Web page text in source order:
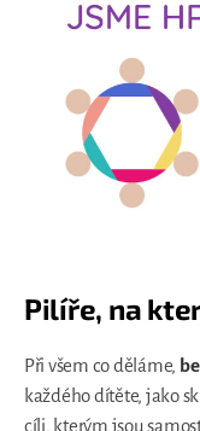
Pilíře, na
Při všem co děláme,
každého dítěte, jako
cíli, kterým jsou